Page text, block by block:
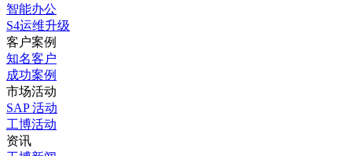
智能办公
S4运维升级
客户案例
知名客户
成功案例
市场活动
SAP 活动
工博活动
资讯